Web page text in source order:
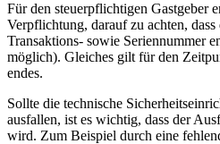
Für den steuerpflichtigen Gastgeber
Verpflichtung, darauf zu achten,
Transaktions- sowie Seriennummer
möglich). Gleiches gilt für den
endes.
Sollte die technische
ausfallen, ist es wichtig, dass der
wird. Zum Beispiel durch eine